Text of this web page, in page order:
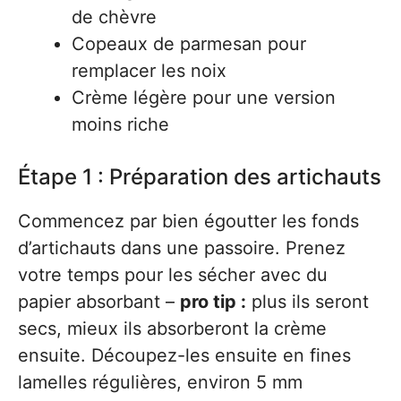
de chèvre
Copeaux de parmesan pour
remplacer les noix
Crème légère pour une version
moins riche
Étape 1 : Préparation des artichauts
Commencez par bien égoutter les fonds
d’artichauts dans une passoire. Prenez
votre temps pour les sécher avec du
papier absorbant – pro tip : plus ils seront
secs, mieux ils absorberont la crème
ensuite. Découpez-les ensuite en fines
lamelles régulières, environ 5 mm